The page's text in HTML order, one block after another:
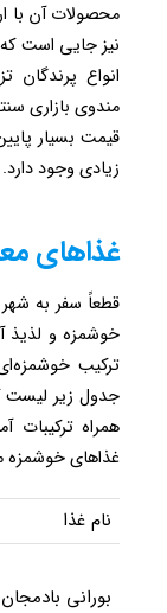
محصولات آن با
نیز جایی است
انواع پرندگان
قیمت بسیار
زیادی وجود دارد.
غذاهای
قطعاً سفر به
خوشمزه و
ترکیب
جدول زیر لیست
همراه ترکیبات
غذاهای خوشمزه
نام غذا
بورانی بادمجان